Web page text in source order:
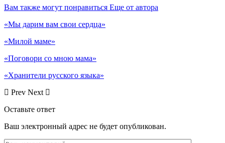
Вам также могут понравиться Еще от автора
«Мы дарим вам свои сердца»
«Милой маме»
«Поговори со мною мама»
«Хранители русского языка»
Prev Next
Оставьте ответ
Ваш электронный адрес не будет опубликован.